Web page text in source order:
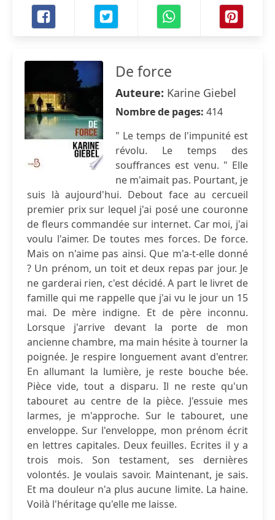
De force
Auteure: Karine Giebel
Nombre de pages: 414
" Le temps de l'impunité est
révolu. Le temps des
souffrances est venu. " Elle
ne m'aimait pas. Pourtant, je
suis là aujourd'hui. Debout face au cercueil
premier prix sur lequel j'ai posé une couronne
de fleurs commandée sur internet. Car moi, j'ai
voulu l'aimer. De toutes mes forces. De force.
Mais on n'aime pas ainsi. Que m'a-t-elle donné
? Un prénom, un toit et deux repas par jour. Je
ne garderai rien, c'est décidé. A part le livret de
famille qui me rappelle que j'ai vu le jour un 15
mai. De mère indigne. Et de père inconnu.
Lorsque j'arrive devant la porte de mon
ancienne chambre, ma main hésite à tourner la
poignée. Je respire longuement avant d'entrer.
En allumant la lumière, je reste bouche bée.
Pièce vide, tout a disparu. Il ne reste qu'un
tabouret au centre de la pièce. J'essuie mes
larmes, je m'approche. Sur le tabouret, une
enveloppe. Sur l'enveloppe, mon prénom écrit
en lettres capitales. Deux feuilles. Ecrites il y a
trois mois. Son testament, ses dernières
volontés. Je voulais savoir. Maintenant, je sais.
Et ma douleur n'a plus aucune limite. La haine.
Voilà l'héritage qu'elle me laisse.